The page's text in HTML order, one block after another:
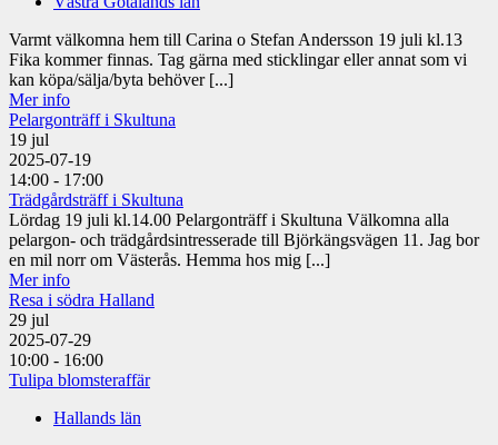
Varmt välkomna hem till Carina o Stefan Andersson 19 juli kl.13
Fika kommer finnas. Tag gärna med sticklingar eller annat som vi
kan köpa/sälja/byta behöver [...]
Mer info
Pelargonträff i Skultuna
19 jul
2025-07-19
14:00 - 17:00
Trädgårdsträff i Skultuna
Lördag 19 juli kl.14.00 Pelargonträff i Skultuna Välkomna alla
pelargon- och trädgårdsintresserade till Björkängsvägen 11. Jag bor
en mil norr om Västerås. Hemma hos mig [...]
Mer info
Resa i södra Halland
29 jul
2025-07-29
10:00 - 16:00
Tulipa blomsteraffär
Hallands län